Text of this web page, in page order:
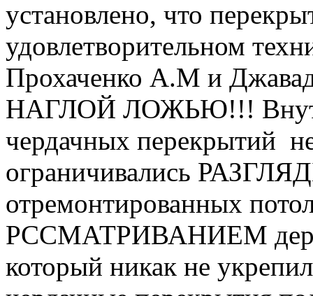
установлено, что
удовлетворительном
Прохаченко А.М и
НАГЛОЙ ЛОЖЬЮ!!!
чердачных перекрытий
ограничивались
отремонтированных
РССМАТРИВАНИЕМ
который никак не